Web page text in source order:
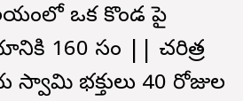
ఒక కొండ పై
160 సం || చరిత్ర
భక్తులు 40 రోజుల